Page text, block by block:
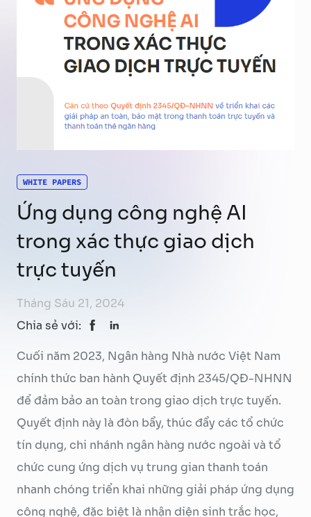
WHITE PAPERS
Ứng dụng công nghệ AI
trong xác thực giao dịch
trực tuyến
Tháng Sáu 21, 2024
Chia sẻ với:
Cuối năm 2023, Ngân hàng Nhà nước Việt Nam
chính thức ban hành Quyết định 2345/QĐ-NHNN
để đảm bảo an toàn trong giao dịch trực tuyến.
Quyết định này là đòn bẩy, thúc đẩy các tổ chức
tín dụng, chi nhánh ngân hàng nước ngoài và tổ
chức cung ứng dịch vụ trung gian thanh toán
nhanh chóng triển khai những giải pháp ứng dụng
công nghệ, đặc biệt là nhận diện sinh trắc học,